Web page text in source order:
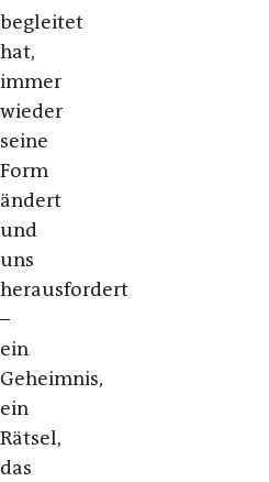
begleitet
hat,
immer
wieder
seine
Form
ändert
und
uns
herausfordert
–
ein
Geheimnis,
ein
Rätsel,
das